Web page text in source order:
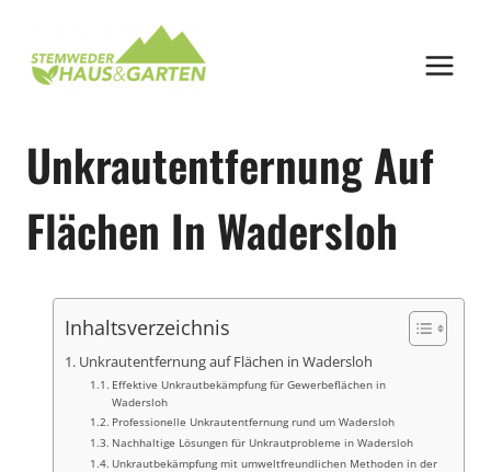
springen
Unkrautentfernung Auf
Flächen In Wadersloh
Inhaltsverzeichnis
Unkrautentfernung auf Flächen in Wadersloh
Effektive Unkrautbekämpfung für Gewerbeflächen in
Wadersloh
Professionelle Unkrautentfernung rund um Wadersloh
Nachhaltige Lösungen für Unkrautprobleme in Wadersloh
Unkrautbekämpfung mit umweltfreundlichen Methoden in der